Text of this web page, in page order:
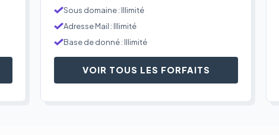
Sous domaine : Illimité
Adresse Mail : Illimité
Base de donné : Illimité
VOIR TOUS LES FORFAITS